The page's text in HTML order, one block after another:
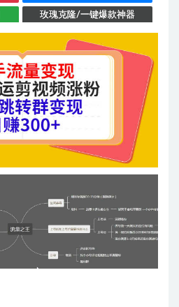
玫瑰克隆/一键爆款神器